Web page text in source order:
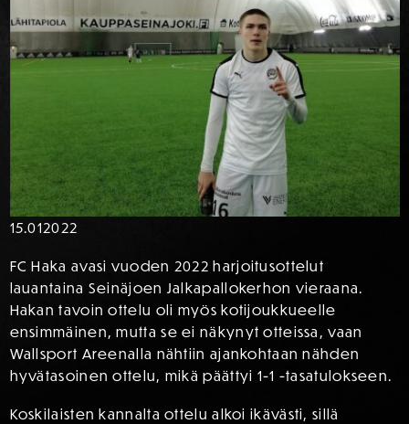
15.012022
FC Haka avasi vuoden 2022 harjoitusottelut
lauantaina Seinäjoen Jalkapallokerhon vieraana.
Hakan tavoin ottelu oli myös kotijoukkueelle
ensimmäinen, mutta se ei näkynyt otteissa, vaan
Wallsport Areenalla nähtiin ajankohtaan nähden
hyvätasoinen ottelu, mikä päättyi 1-1 -tasatulokseen.
Koskilaisten kannalta ottelu alkoi ikävästi, sillä